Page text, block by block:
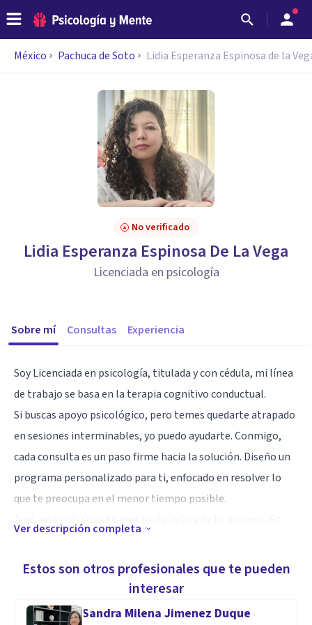
México Pachuca de Soto Lidia Esperanza Espinosa de la
No verificado
Lidia Esperanza Espinosa De La Vega
Licenciada en psicología
Sobre mí Consultas Experiencia
Soy Licenciada en psicología, titulada y con cédula, mi línea
de trabajo se basa en la terapia cognitivo conductual.
Si buscas apoyo psicológico, pero temes quedarte atrapado
en sesiones interminables, yo puedo ayudarte. Conmigo,
cada consulta es un paso firme hacia la solución. Diseño un
programa personalizado para ti, enfocado en resolver lo
que te preocupa en el menor tiempo posible.
camino para que alcances tus objetivos.
Agenda hoy y empecemos a construir la mejor versión de ti.
Especialidad
Ver descripción completa
Estos son otros profesionales que te pueden
interesar
Sandra Milena Jimenez Duque